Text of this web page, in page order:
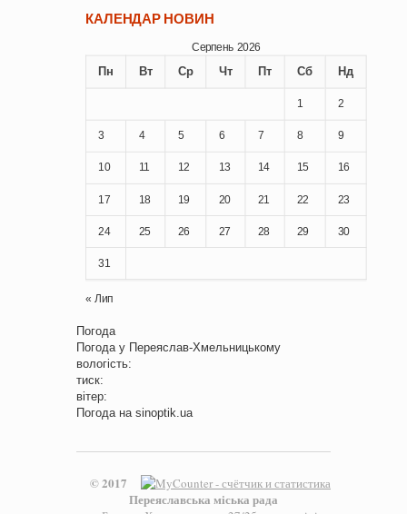
КАЛЕНДАР НОВИН
Серпень 2026
Пн Вт Ср Чт Пт Сб Нд
1 2
3 4 5 6 7 8 9
10 11 12 13 14 15 16
17 18 19 20 21 22 23
24 25 26 27 28 29 30
31
« Лип
Погода
Погода у Переяслав-Хмельницькому
вологість:
тиск:
вітер:
Погода на sinoptik.ua
© 2017
Переяславська міська рада